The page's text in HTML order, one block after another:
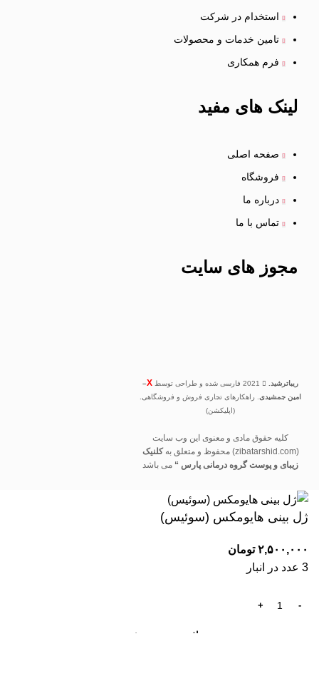
استخدام در شرکت
تامین خدمات و محصولات
فرم همکاری
لینک های مفید
صفحه اصلی
فروشگاه
درباره ما
تماس با ما
مجوز های سایت
ریباترشید. X
–
امین جمشیدی. راهکارهای تجاری فروش و فروشگاهی.
(اپلیکشن)
کلیه حقوق مادی و معنوی این وب سایت
(zibatarshid.com) محفوظ و متعلق به
کلنیک
زیبای و پوست گروه درمانی پارس “ می باشد
ژل بینی هایومکس (سوئیس)
۲,۵۰۰,۰۰۰ تومان
3 عدد در انبار
افزودن به سبد خرید